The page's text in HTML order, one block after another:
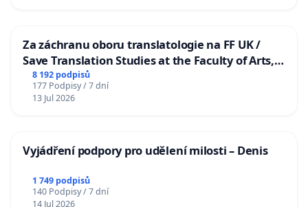
Za záchranu oboru translatologie na FF UK /
Save Translation Studies at the Faculty of Arts,
Charles University
8 192 podpisů
177 Podpisy / 7 dní
13 Jul 2026
Vyjádření podpory pro udělení milosti – Denis
1 749 podpisů
140 Podpisy / 7 dní
14 Jul 2026